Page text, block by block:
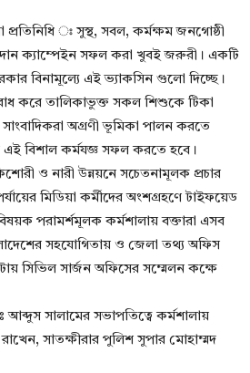
প্রতিনিধি ঃ সুস্থ, সবল, কর্মক্ষম জনগোষ্ঠী
ক্যাম্পেইন সফল করা খুবই জরুরী। একটি
বিনামূল্যে এই ভ্যাকসিন গুলো দিচ্ছে।
করে তালিকাভুক্ত সকল শিশুকে টিকা
অগ্রণী ভূমিকা পালন করতে
বিশাল কর্মযজ্ঞ সফল করতে হবে।
ও নারী উন্নয়নে সচেতনামূলক প্রচার
মিডিয়া কর্মীদের অংশগ্রহণে টাইফয়েড
পরামর্শমূলক কর্মশালায় বক্তারা এসব
সহযোগিতায় ও জেলা তথ্য অফিস
সিভিল সার্জন অফিসের সম্মেলন কক্ষে
আব্দুস সালামের সভাপতিত্বে কর্মশালায়
রাখেন, সাতক্ষীরার পুলিশ সুপার মোহাম্মদ